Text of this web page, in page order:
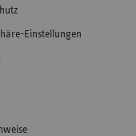
Einstellungen